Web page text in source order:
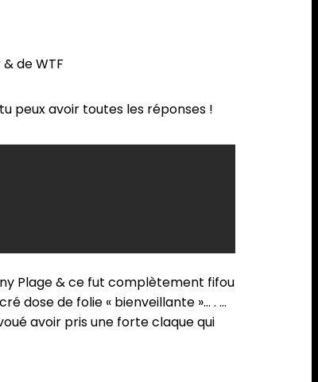
de WTF
peux avoir toutes les réponses !
Plage & ce fut complètement fifou
dose de folie « bienveillante »… . …
avoir pris une forte claque qui